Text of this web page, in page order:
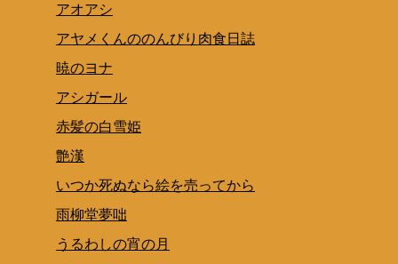
アオアシ
アヤメくんののんびり肉食日誌
暁のヨナ
アシガール
赤髪の白雪姫
艶漢
いつか死ぬなら絵を売ってから
雨柳堂夢咄
うるわしの宵の月